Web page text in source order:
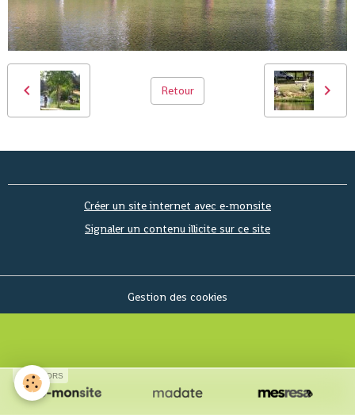
Retour
Créer un site internet avec e-monsite
Signaler un contenu illicite sur ce site
Gestion des cookies
SPONSORS